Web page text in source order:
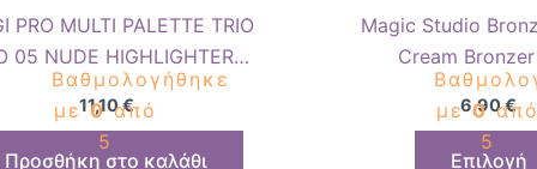
PRO MULTI PALETTE TRIO
05 NUDE HIGHLIGHTER
PARADISE
Βαθμολογήθηκε
με0από
5
11,10€
Προσθήκη στο καλάθι
Magic Studio
Cream
με0από
5
6,90€
Επιλογή